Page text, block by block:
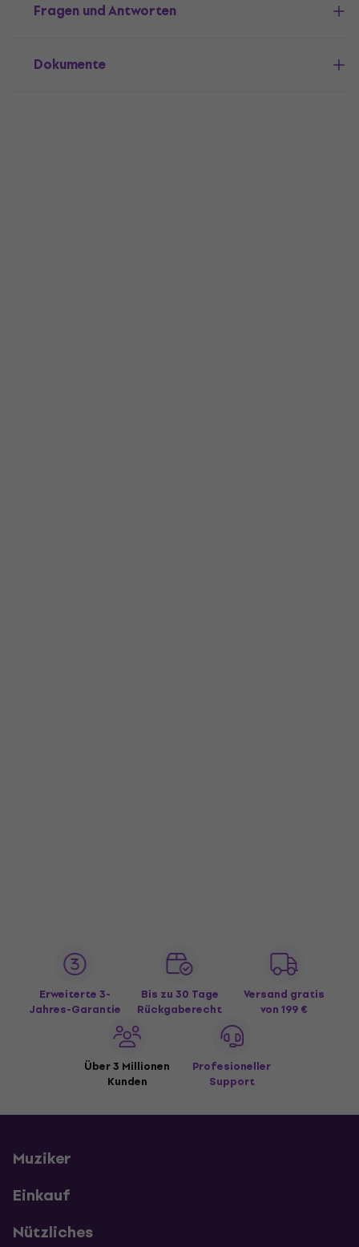
Fragen und Antworten
Dokumente
Erweiterte 3-
Jahres-Garantie
Bis zu 30 Tage
Rückgaberecht
Versand gratis
von 199 €
Über 3 Millionen
Kunden
Profesioneller
Support
Muziker
Einkauf
Nützliches